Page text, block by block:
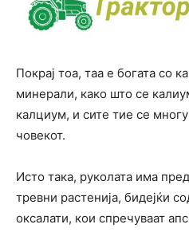
Покрај тоа, таа е богата со
минерали, како што се
калциум, и сите тие се
човекот.
Исто така, руколата има
тревни растенија, бидејќи
оксалати, кои спречуваат